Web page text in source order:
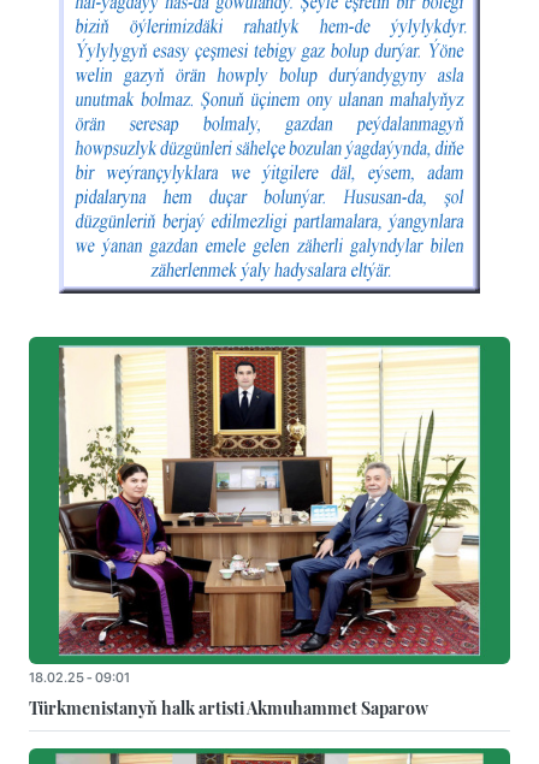
18.02.25 - 09:01
Türkmenistanyň halk artisti Akmuhammet Saparow